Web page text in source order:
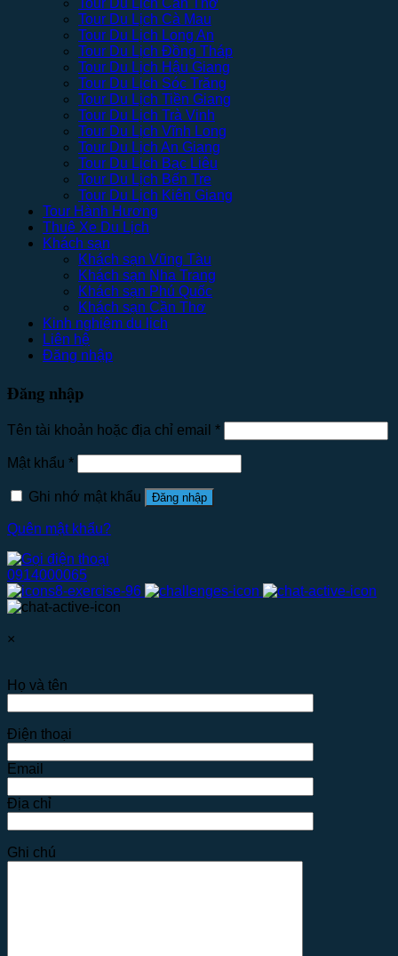
Tour Du Lịch Cần Thơ
Tour Du Lịch Cà Mau
Tour Du Lịch Long An
Tour Du Lịch Đồng Tháp
Tour Du Lịch Hậu Giang
Tour Du Lịch Sóc Trăng
Tour Du Lịch Tiền Giang
Tour Du Lịch Trà Vinh
Tour Du Lịch Vĩnh Long
Tour Du Lịch An Giang
Tour Du Lịch Bạc Liêu
Tour Du Lịch Bến Tre
Tour Du Lịch Kiên Giang
Tour Hành Hương
Thuê Xe Du Lịch
Khách sạn
Khách sạn Vũng Tàu
Khách sạn Nha Trang
Khách sạn Phú Quốc
Khách sạn Cần Thơ
Kinh nghiệm du lịch
Liên hệ
Đăng nhập
Đăng nhập
Tên tài khoản hoặc địa chỉ email *
Mật khẩu *
Ghi nhớ mật khẩu Đăng nhập
Quên mật khẩu?
0914000065
×
Họ và tên
Điện thoại
Email
Địa chỉ
Ghi chú